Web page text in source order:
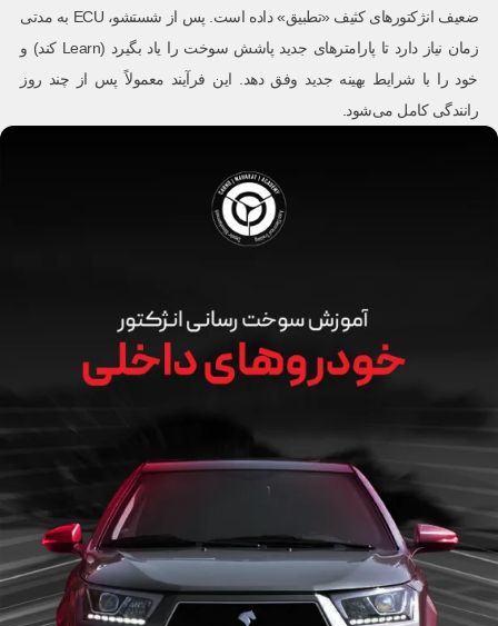
ضعیف انژکتورهای کثیف «تطبیق» داده است. پس از شستشو، ECU به مدتی
زمان نیاز دارد تا پارامترهای جدید پاشش سوخت را یاد بگیرد (Learn کند) و
خود را با شرایط بهینه جدید وفق دهد. این فرآیند معمولاً پس از چند روز
رانندگی کامل می‌شود.